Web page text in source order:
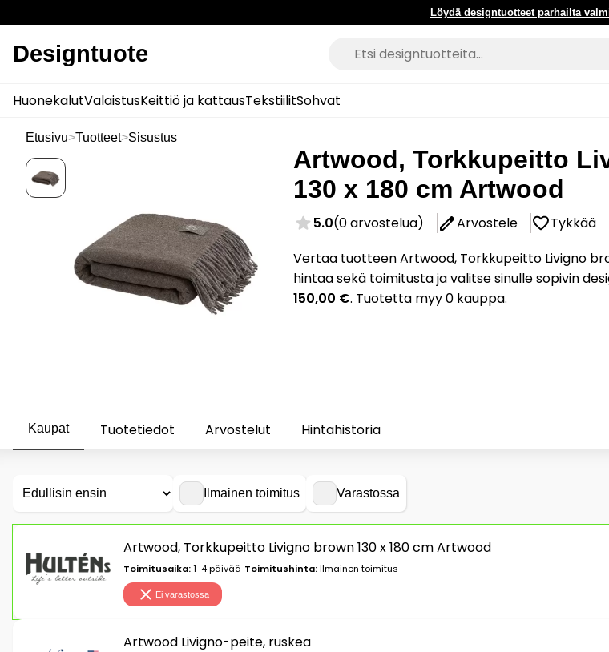
Löydä designtuotteet parhailta
Designtuote
HuonekalutValaistusKeittiö ja kattausTekstiilitSohvat
Etusivu>Tuotteet>Sisustus
Artwood, Torkkupeitto
130 x 180 cm Artwood
5.0(0 arvostelua) Arvostele
Tykkää
Vertaa tuotteen Artwood, Torkkupeitto Livigno
hintaa sekä toimitusta ja valitse sinulle sopivin
150,00 €. Tuotetta myy 0 kauppa.
Kaupat Tuotetiedot Arvostelut Hintahistoria
Ilmainen toimitus Varastossa
Artwood, Torkkupeitto Livigno brown 130 x 180 cm Artwood
Toimitusaika:1-4 päivää Toimitushinta:Ilmainen toimitus
Ei varastossa
Artwood Livigno-peite, ruskea